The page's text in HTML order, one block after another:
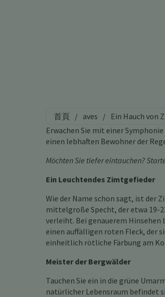
首頁 / aves / Ein Hauch von
Erwachen Sie mit einer
einen lebhaften Bewohner der
Möchten Sie tiefer eintauchen?
Ein Leuchtendes Zimtgefieder
Wie der Name schon sagt, ist der
mittelgroße Specht, der etwa 19-
verleiht. Bei genauerem
einen auffälligen roten Fleck, der
einheitlich rötliche Färbung am
Meister der Bergwälder
Tauchen Sie ein in die grüne
natürlicher Lebensraum befindet